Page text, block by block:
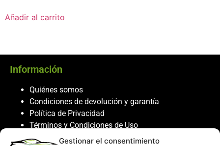
Gestionar el consentimiento
Añadir al carrito
Información
Quiénes somos
Condiciones de devolución y garantía
Política de Privacidad
Términos y Condiciones de Uso
Política de Cookies